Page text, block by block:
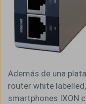
Además de una
router white
smartphones IXON